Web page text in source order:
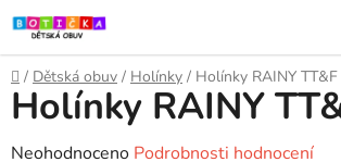
Přejít
na
obsah
Domů
/ Dětská obuv / Holínky / Holínky RAINY TT&F
Holínky RAINY
Průměrné
Neohodnoceno Podrobnosti hodnocení